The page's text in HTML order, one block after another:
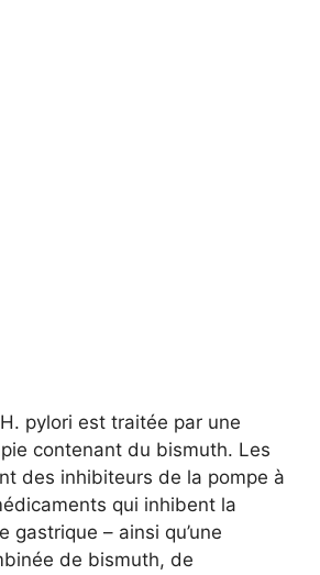
pylori est traitée par une
contenant du bismuth. Les
des inhibiteurs de la pompe à
qui inhibent la
gastrique – ainsi qu’une
de bismuth, de